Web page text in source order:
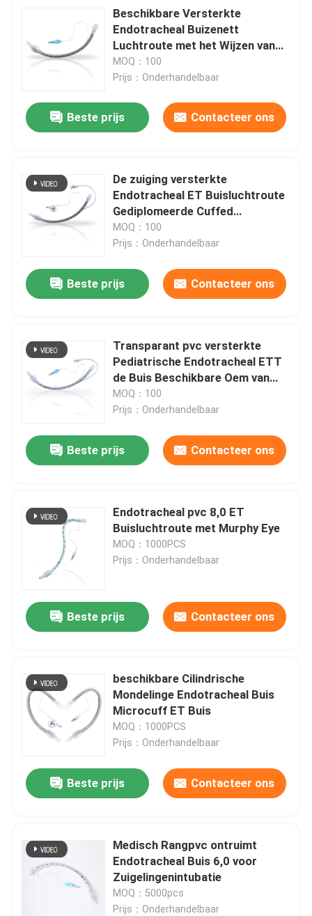
Producten
Beschikbare Versterkte
Endotracheal Buizenett
Luchtroute met het Wijzen van
op Bellen
MOQ：100
Prijs：Onderhandelbaar
Beste prijs Contacteer ons
De zuiging versterkte
Endotracheal ET Buisluchtroute
Gediplomeerde Cuffed
ISO13485
MOQ：100
Prijs：Onderhandelbaar
Beste prijs Contacteer ons
Transparant pvc versterkte
Pediatrische Endotracheal ETT
de Buis Beschikbare Oem van
Cuffed
MOQ：100
Prijs：Onderhandelbaar
Beste prijs Contacteer ons
Endotracheal pvc 8,0 ET
Buisluchtroute met Murphy Eye
MOQ：1000PCS
Prijs：Onderhandelbaar
Beste prijs Contacteer ons
beschikbare Cilindrische
Mondelinge Endotracheal Buis
Microcuff ET Buis
MOQ：1000PCS
Prijs：Onderhandelbaar
Beste prijs Contacteer ons
Medisch Rangpvc ontruimt
Endotracheal Buis 6,0 voor
Zuigelingenintubatie
MOQ：5000pcs
Prijs：Onderhandelbaar